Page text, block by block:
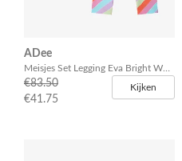
ADee
€83.50
€41.75
Kijken